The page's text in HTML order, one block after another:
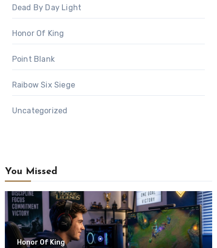
Dead By Day Light
Honor Of King
Point Blank
Raibow Six Siege
Uncategorized
You Missed
Honor Of King